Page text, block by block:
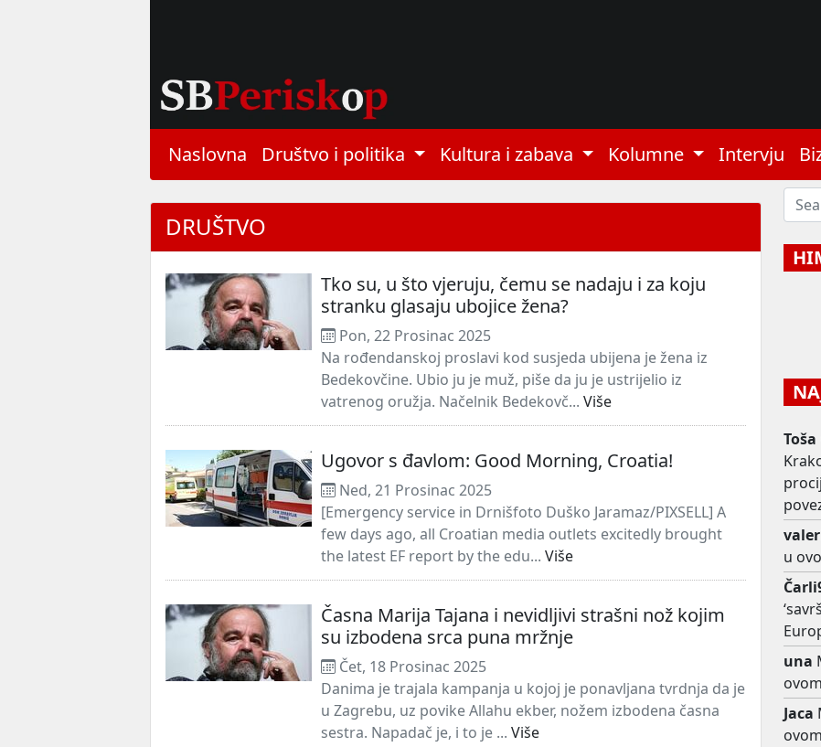
Naslovna Društvo i politika Kultura i zabava Kolumne Intervju
DRUŠTVO
Tko su, u što vjeruju, čemu se nadaju i za koju
stranku glasaju ubojice žena?
Pon, 22 Prosinac 2025
Na rođendanskoj proslavi kod susjeda ubijena je žena iz
Bedekovčine. Ubio ju je muž, piše da ju je ustrijelio iz
vatrenog oružja. Načelnik Bedekovč... Više
Ugovor s đavlom: Good Morning, Croatia!
Ned, 21 Prosinac 2025
[Emergency service in Drnišfoto Duško Jaramaz/PIXSELL] A
few days ago, all Croatian media outlets excitedly brought
the latest EF report by the edu... Više
Časna Marija Tajana i nevidljivi strašni nož kojim
su izbodena srca puna mržnje
Čet, 18 Prosinac 2025
Danima je trajala kampanja u kojoj je ponavljana tvrdnja da je
u Zagrebu, uz povike Allahu ekber, nožem izbodena časna
sestra. Napadač je, i to je ... Više
Toša
u
una
Jaca